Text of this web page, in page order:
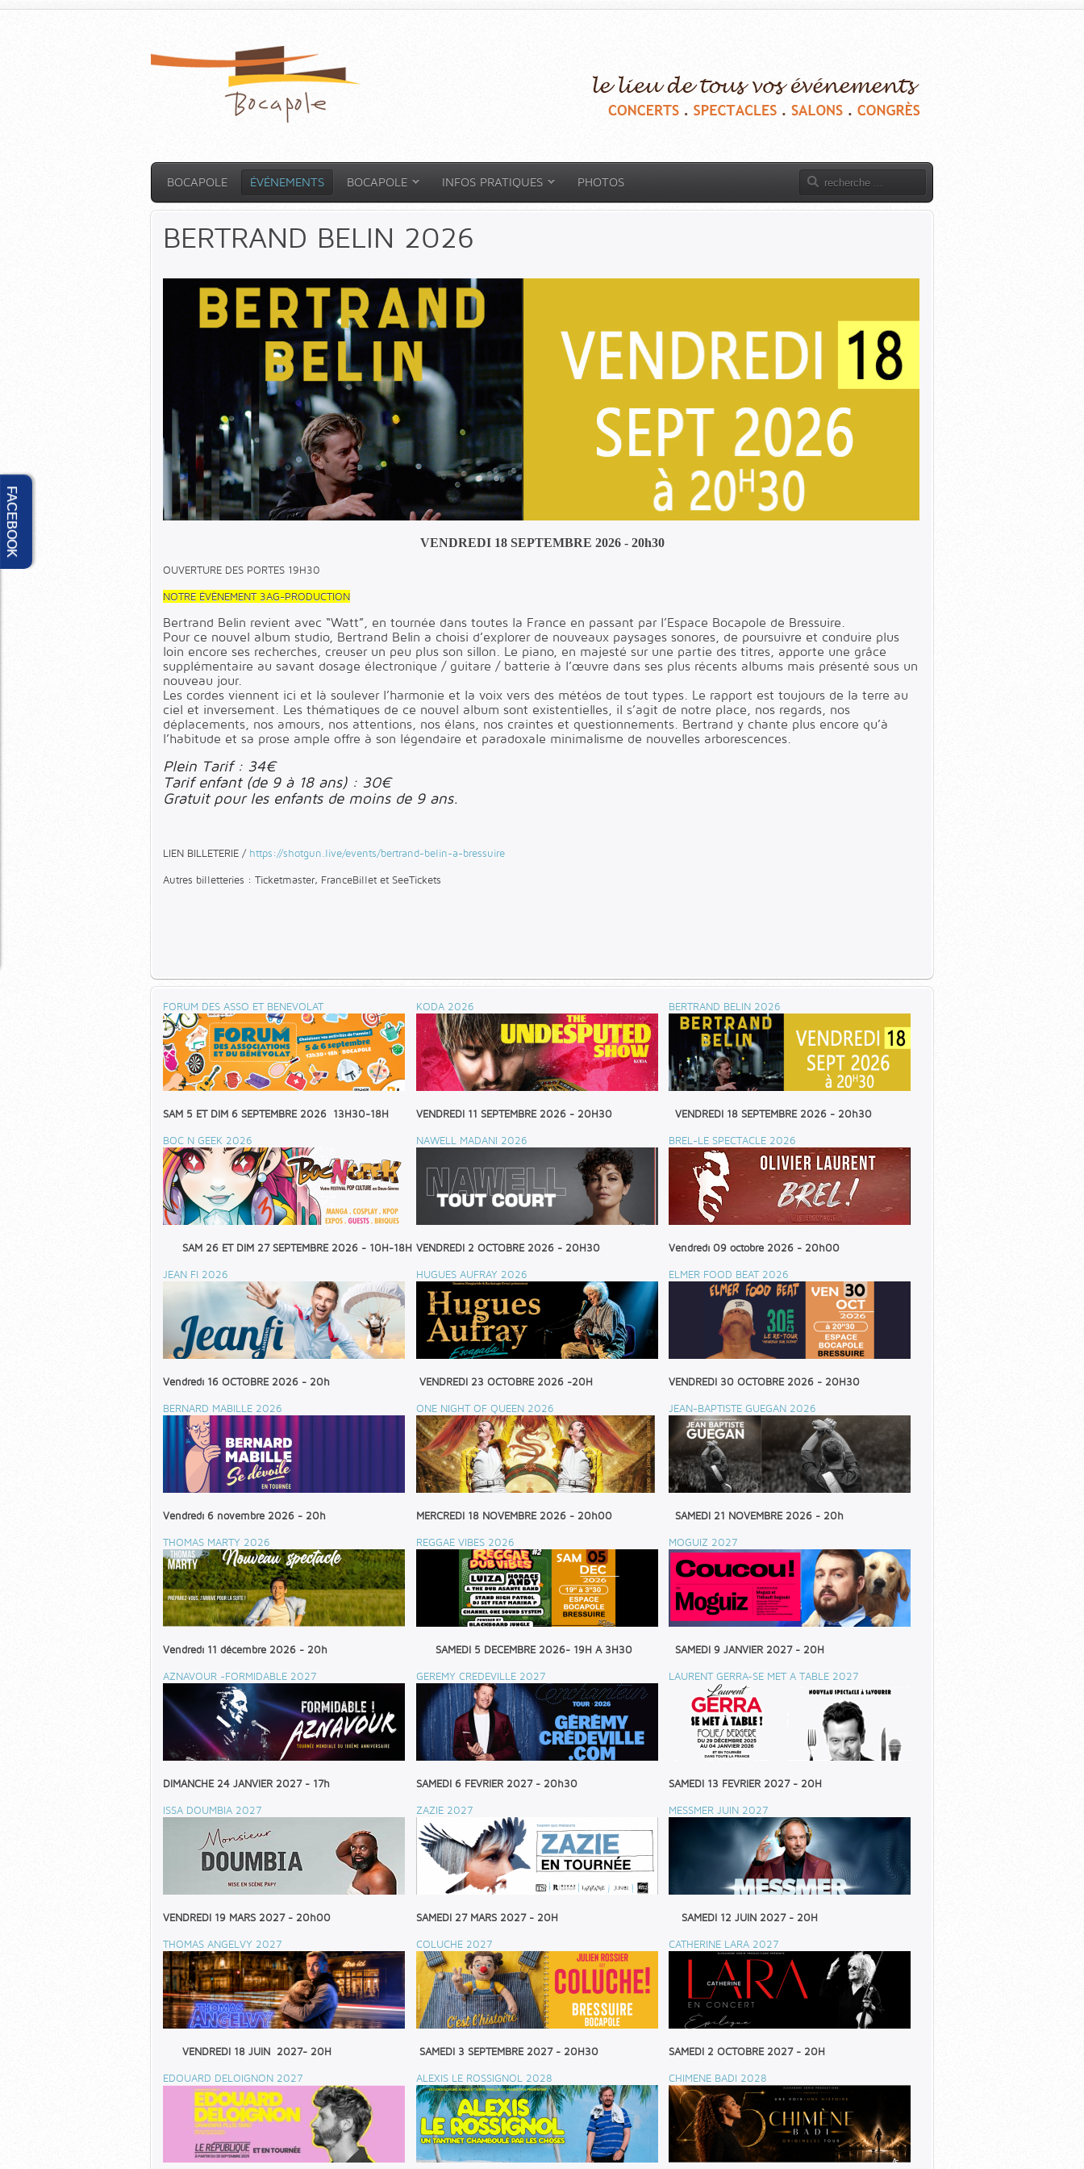
BOCAPOLE ÉVÉNEMENTS BOCAPOLE INFOS PRATIQUES PHOTOS
BERTRAND BELIN 2026
VENDREDI 18 SEPTEMBRE 2026 - 20h30
OUVERTURE DES PORTES 19H30
NOTRE ÉVÈNEMENT 3AG-PRODUCTION
Bertrand Belin revient avec “Watt”, en tournée dans toutes la France en passant par l’Espace Bocapole de Bressuire.
Pour ce nouvel album studio, Bertrand Belin a choisi d’explorer de nouveaux paysages sonores, de poursuivre et conduire plus
loin encore ses recherches, creuser un peu plus son sillon. Le piano, en majesté sur une partie des titres, apporte une grâce
supplémentaire au savant dosage électronique / guitare / batterie à l’œuvre dans ses plus récents albums mais présenté sous un
nouveau jour.
Les cordes viennent ici et là soulever l’harmonie et la voix vers des météos de tout types. Le rapport est toujours de la terre au
ciel et inversement. Les thématiques de ce nouvel album sont existentielles, il s’agit de notre place, nos regards, nos
déplacements, nos amours, nos attentions, nos élans, nos craintes et questionnements. Bertrand y chante plus encore qu’à
l’habitude et sa prose ample offre à son légendaire et paradoxale minimalisme de nouvelles arborescences.
Plein Tarif : 34€
Tarif enfant (de 9 à 18 ans) : 30€
Gratuit pour les enfants de moins de 9 ans.
LIEN BILLETERIE / https://shotgun.live/events/bertrand-belin-a-bressuire
Autres billetteries : Ticketmaster, FranceBillet et SeeTickets
FORUM DES ASSO ET BENEVOLAT
SAM 5 ET DIM 6 SEPTEMBRE 2026 13H30-18H
KODA 2026
VENDREDI 11 SEPTEMBRE 2026 - 20H30
BERTRAND BELIN 2026
VENDREDI 18 SEPTEMBRE 2026 - 20h30
BOC N GEEK 2026
SAM 26 ET DIM 27 SEPTEMBRE 2026 - 10H-18H
NAWELL MADANI 2026
VENDREDI 2 OCTOBRE 2026 - 20H30
BREL-LE SPECTACLE 2026
Vendredi 09 octobre 2026 - 20h00
JEAN FI 2026
Vendredi 16 OCTOBRE 2026 - 20h
HUGUES AUFRAY 2026
VENDREDI 23 OCTOBRE 2026 -20H
ELMER FOOD BEAT 2026
VENDREDI 30 OCTOBRE 2026 - 20H30
BERNARD MABILLE 2026
Vendredi 6 novembre 2026 - 20h
ONE NIGHT OF QUEEN 2026
MERCREDI 18 NOVEMBRE 2026 - 20h00
JEAN-BAPTISTE GUEGAN 2026
SAMEDI 21 NOVEMBRE 2026 - 20h
THOMAS MARTY 2026
Vendredi 11 décembre 2026 - 20h
REGGAE VIBES 2026
SAMEDI 5 DECEMBRE 2026- 19H A 3H30
MOGUIZ 2027
SAMEDI 9 JANVIER 2027 - 20H
AZNAVOUR -FORMIDABLE 2027
DIMANCHE 24 JANVIER 2027 - 17h
GEREMY CREDEVILLE 2027
SAMEDI 6 FEVRIER 2027 - 20h30
LAURENT GERRA-SE MET A TABLE 2027
SAMEDI 13 FEVRIER 2027 - 20H
ISSA DOUMBIA 2027
VENDREDI 19 MARS 2027 - 20h00
ZAZIE 2027
SAMEDI 27 MARS 2027 - 20H
MESSMER JUIN 2027
SAMEDI 12 JUIN 2027 - 20H
THOMAS ANGELVY 2027
VENDREDI 18 JUIN 2027- 20H
COLUCHE 2027
SAMEDI 3 SEPTEMBRE 2027 - 20H30
CATHERINE LARA 2027
SAMEDI 2 OCTOBRE 2027 - 20H
EDOUARD DELOIGNON 2027 ALEXIS LE ROSSIGNOL 2028 CHIMENE BADI 2028
FACEBOOK